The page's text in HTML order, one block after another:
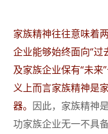
家族精神往往意味着
企业能够始终面向“
及家族企业保有“未来
义上而言家族精神是
器。 因此，家族精神
功家族企业无一不具